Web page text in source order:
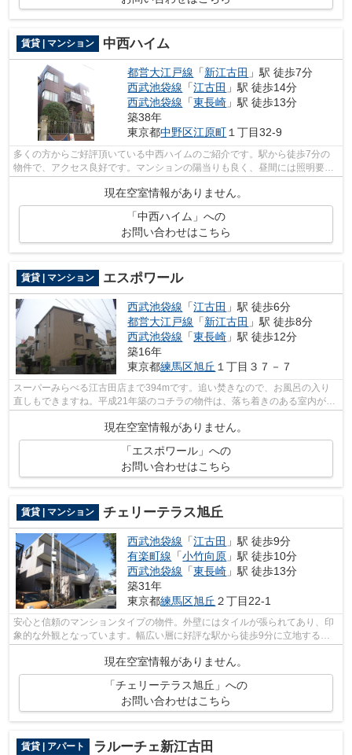
賃貸 | マンション 中西ハイム
都営大江戸線 「新江古田 」駅 徒歩7分
西武池袋線 「江古田 」駅 徒歩14分
西武池袋線 「東長崎 」駅 徒歩13分
築38年
東京都中野区江原町 １丁目32-9
多くの方からご好評頂いている中西ハイムのご紹介です。駅から徒歩7分の
物件で、アクセス良好です。マンションの陽当りも良く、昼間には照明要ら
ずで経済的です。こちらの物件はマンシ...
現在空室情報がありません。
「中西ハイム」への
お問い合わせはこちら
賃貸 | マンション エスポワール
西武池袋線 「江古田 」駅 徒歩6分
都営大江戸線 「新江古田 」駅 徒歩8分
西武池袋線 「東長崎 」駅 徒歩12分
築16年
東京都練馬区旭丘 １丁目３７－７
スーパーみらべる江古田店まで394mです。追い焚きなので、お風呂の入り
直しもできますね。平成21年築のコチラの物件は、落ち着きのある室内が魅
現在空室情報がありません。
「エスポワール」への
お問い合わせはこちら
賃貸 | マンション チェリーテラス旭丘
西武池袋線 「江古田 」駅 徒歩9分
有楽町線 「小竹向原 」駅 徒歩10分
西武池袋線 「東長崎 」駅 徒歩13分
築31年
東京都練馬区旭丘 ２丁目22-1
安心と信頼のマンションタイプの物件。外壁にはタイルが張られてあり、印
象的な外観となっています。幅広い層に好評な駅から徒歩9分に立地する物
現在空室情報がありません。
「チェリーテラス旭丘」への
お問い合わせはこちら
賃貸 | アパート ラルーチェ新江古田